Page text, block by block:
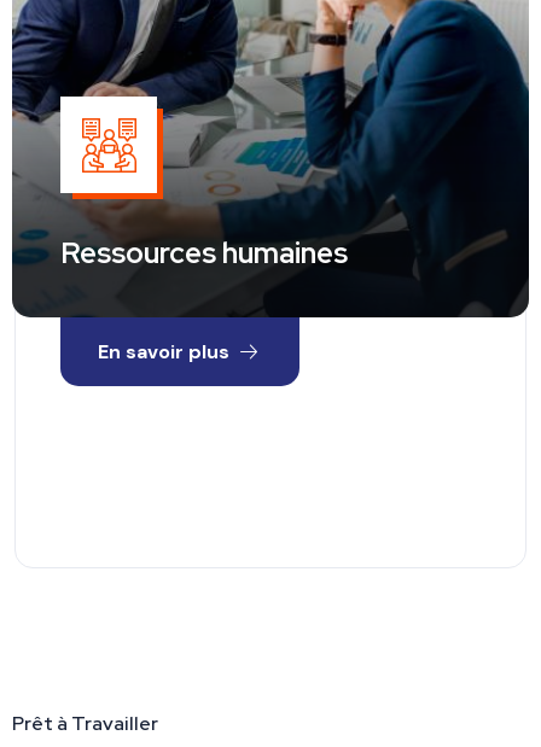
Ressources humaines
En savoir plus
Prêt à Travailler